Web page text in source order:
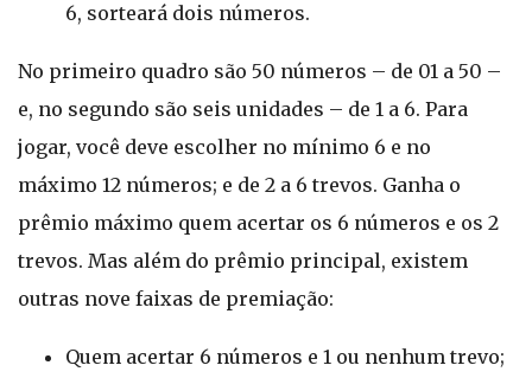
6, sorteará dois números.
No primeiro quadro são 50 números – de 01 a 50 –
e, no segundo são seis unidades – de 1 a 6. Para
jogar, você deve escolher no mínimo 6 e no
máximo 12 números; e de 2 a 6 trevos. Ganha o
prêmio máximo quem acertar os 6 números e os 2
trevos. Mas além do prêmio principal, existem
outras nove faixas de premiação:
Quem acertar 6 números e 1 ou nenhum trevo;